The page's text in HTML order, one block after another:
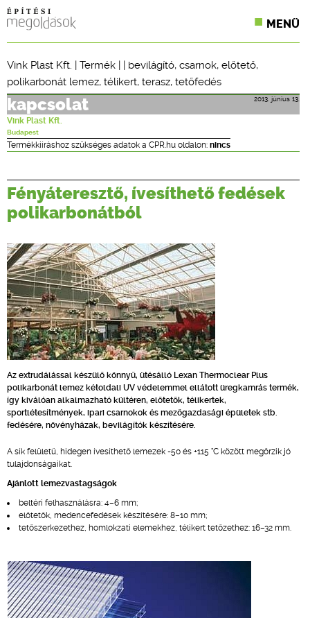
MENÜ
SZAKLAPOK
CPR TERMÉKKIÍRÁS
ÉPÍTÉSI JOG
ONLINE KÉPZÉSEK
TERVEZÉSI SEGÉDLETEK
Vink Plast Kft. | Termék | | bevilágító, csarnok, előtető,
polikarbonát lemez, télikert, terasz, tetőfedés
2013. június 13.
kapcsolat
Vink Plast Kft.
Budapest
Termékkiíráshoz szükséges adatok a CPR.hu oldalon: nincs
Fényáteresztő, ívesíthető fedések
polikarbonátból
Az extrudálással készülő könnyű, ütésálló Lexan Thermoclear Plus
polikarbonát lemez kétoldali UV védelemmel ellátott üregkamrás termék,
így kiválóan alkalmazható kültéren, előtetők, télikertek,
sportlétesítmények, ipari csarnokok és mezőgazdasági épületek stb.
fedésére, növényházak, bevilágítók készítésére.
A sík felületű, hidegen ívesíthető lemezek -50 és +115 °C között megőrzik jó
tulajdonságaikat.
Ajánlott lemezvastagságok
beltéri felhasználásra: 4–6 mm;
előtetők, medencefedések készítésére: 8–10 mm;
tetőszerkezethez, homlokzati elemekhez, télikert tetőzethez: 16–32 mm.